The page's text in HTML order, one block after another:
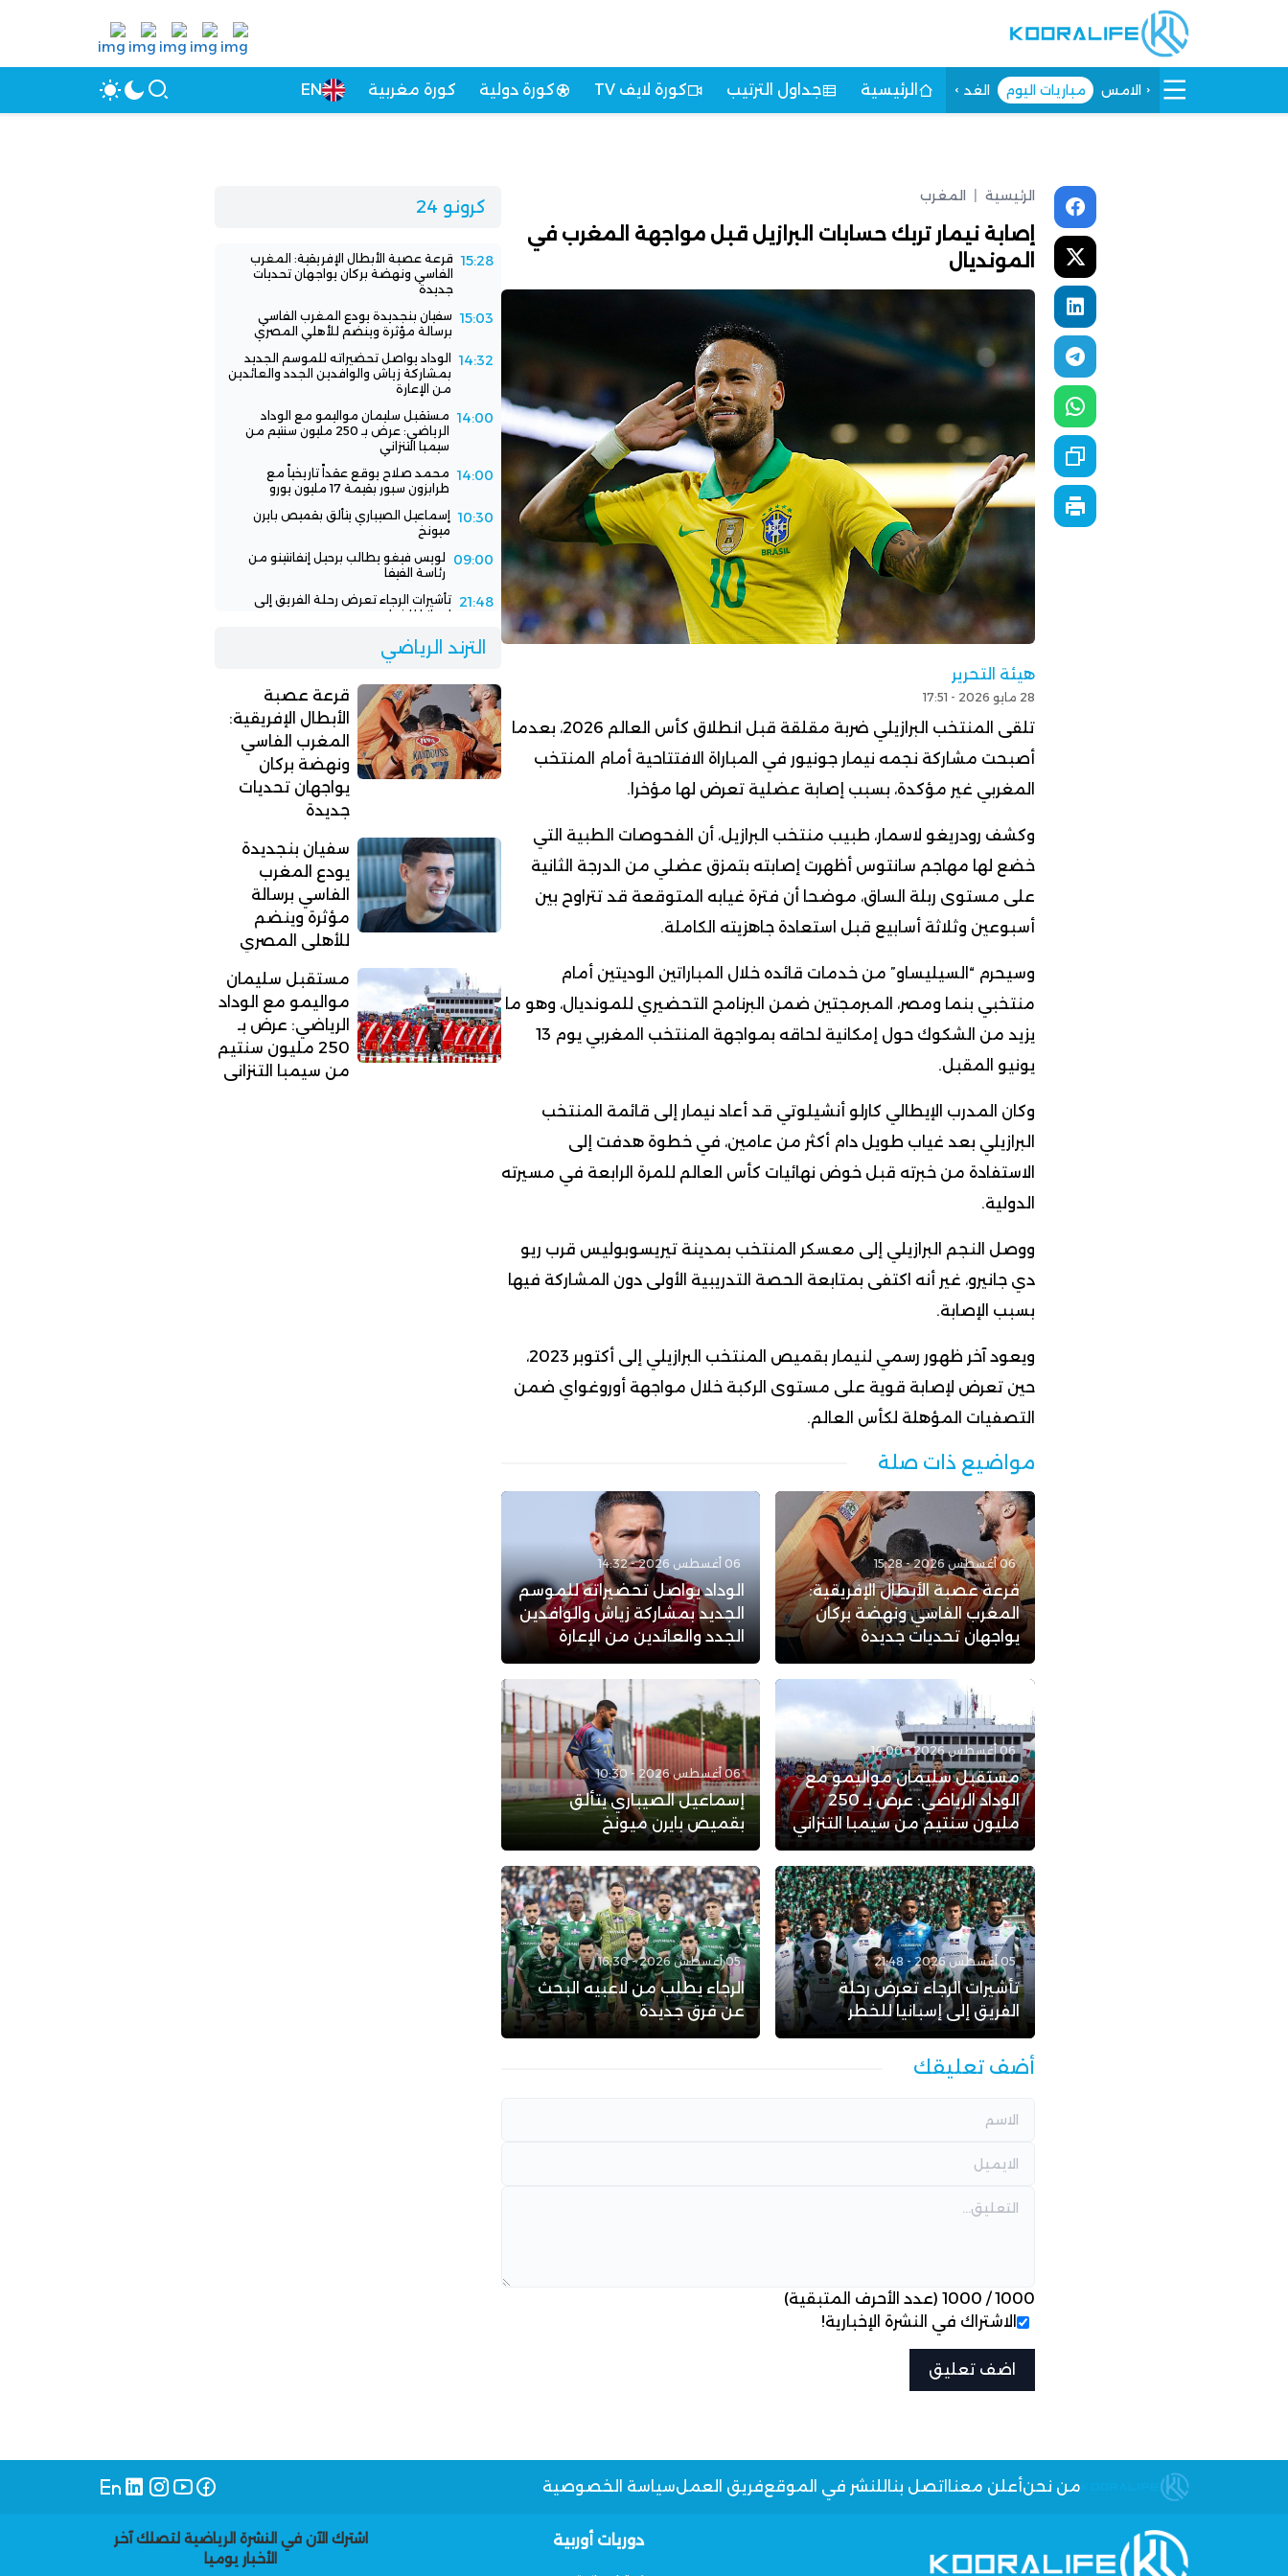
الامس مباريات اليوم الغد الرئيسية جداول الترتيب كورة لايف TV كورة دولية كورة مغربية EN
الرئيسية المغرب
إصابة نيمار تربك حسابات البرازيل قبل مواجهة المغرب في
المونديال
هيئة التحرير
28 مايو 2026 - 17:51
تلقى المنتخب البرازيلي ضربة مقلقة قبل انطلاق كأس العالم 2026، بعدما
أصبحت مشاركة نجمه نيمار جونيور في المباراة الافتتاحية أمام المنتخب
المغربي غير مؤكدة، بسبب إصابة عضلية تعرض لها مؤخرا.
وكشف رودريغو لاسمار، طبيب منتخب البرازيل، أن الفحوصات الطبية التي
خضع لها مهاجم سانتوس أظهرت إصابته بتمزق عضلي من الدرجة الثانية
على مستوى ربلة الساق، موضحا أن فترة غيابه المتوقعة قد تتراوح بين
أسبوعين وثلاثة أسابيع قبل استعادة جاهزيته الكاملة.
وسيحرم “السيليساو” من خدمات قائده خلال المباراتين الوديتين أمام
منتخبي بنما ومصر، المبرمجتين ضمن البرنامج التحضيري للمونديال، وهو ما
يزيد من الشكوك حول إمكانية لحاقه بمواجهة المنتخب المغربي يوم 13
يونيو المقبل.
وكان المدرب الإيطالي كارلو أنشيلوتي قد أعاد نيمار إلى قائمة المنتخب
البرازيلي بعد غياب طويل دام أكثر من عامين، في خطوة هدفت إلى
الاستفادة من خبرته قبل خوض نهائيات كأس العالم للمرة الرابعة في مسيرته
الدولية.
ووصل النجم البرازيلي إلى معسكر المنتخب بمدينة تيريسوبوليس قرب ريو
دي جانيرو، غير أنه اكتفى بمتابعة الحصة التدريبية الأولى دون المشاركة فيها
بسبب الإصابة.
ويعود آخر ظهور رسمي لنيمار بقميص المنتخب البرازيلي إلى أكتوبر 2023،
حين تعرض لإصابة قوية على مستوى الركبة خلال مواجهة أوروغواي ضمن
التصفيات المؤهلة لكأس العالم.
مواضيع ذات صلة
06 أغسطس 2026 - 15:28
قرعة عصبة الأبطال الإفريقية:
المغرب الفاسي ونهضة بركان
يواجهان تحديات جديدة
06 أغسطس 2026 - 14:32
الوداد يواصل تحضيراته للموسم
الجديد بمشاركة زياش والوافدين
الجدد والعائدين من الإعارة
06 أغسطس 2026 - 14:00
مستقبل سليمان مواليمو مع
الوداد الرياضي: عرض بـ 250
مليون سنتيم من سيمبا التنزاني
06 أغسطس 2026 - 10:30
إسماعيل الصيباري يتألق
بقميص بايرن ميونخ
05 أغسطس 2026 - 21:48
تأشيرات الرجاء تعرض رحلة
الفريق إلى إسبانيا للخطر
05 أغسطس 2026 - 16:30
الرجاء يطلب من لاعبيه البحث
عن فرق جديدة
أضف تعليقك
1000
/
1000 (عدد الأحرف المتبقية)
الاشتراك في النشرة الإخبارية!
كرونو 24
15:28 قرعة عصبة الأبطال الإفريقية: المغرب
الفاسي ونهضة بركان يواجهان تحديات
جديدة
15:03 سفيان بنجديدة يودع المغرب الفاسي
برسالة مؤثرة وينضم للأهلي المصري
14:32
الوداد يواصل تحضيراته للموسم الجديد
بمشاركة زياش والوافدين الجدد والعائدين
من الإعارة
14:00 مستقبل سليمان مواليمو مع الوداد
الرياضي: عرض بـ 250 مليون سنتيم من
سيمبا التنزاني
14:00 محمد صلاح يوقع عقداً تاريخياً مع
طرابزون سبور بقيمة 17 مليون يورو
10:30
إسماعيل الصيباري يتألق بقميص بايرن
ميونخ
09:00
لويس فيغو يطالب برحيل إنفانتينو من
رئاسة الفيفا
21:48
تأشيرات الرجاء تعرض رحلة الفريق إلى
إسبانيا للخطر
21:00
فيفا تنفي وعود إنفانتينو للمغرب
باستضافة نهائي مونديال 2030
16:30 الرجاء يطلب من لاعبيه البحث عن فرق
جديدة
الترند الرياضي
قرعة عصبة
الأبطال الإفريقية:
المغرب الفاسي
ونهضة بركان
يواجهان تحديات
جديدة
سفيان بنجديدة
يودع المغرب
الفاسي برسالة
مؤثرة وينضم
للأهلي المصري
مستقبل سليمان
مواليمو مع الوداد
الرياضي: عرض بـ
250 مليون سنتيم
من سيمبا التنزاني
من نحنأعلن معنا اتصل بنا للنشر في الموقعفريق العملسياسة الخصوصية
دوريات أوربية
اشترك الآن في النشرة الرياضية لتصلك آخر
الأخبار يوميا